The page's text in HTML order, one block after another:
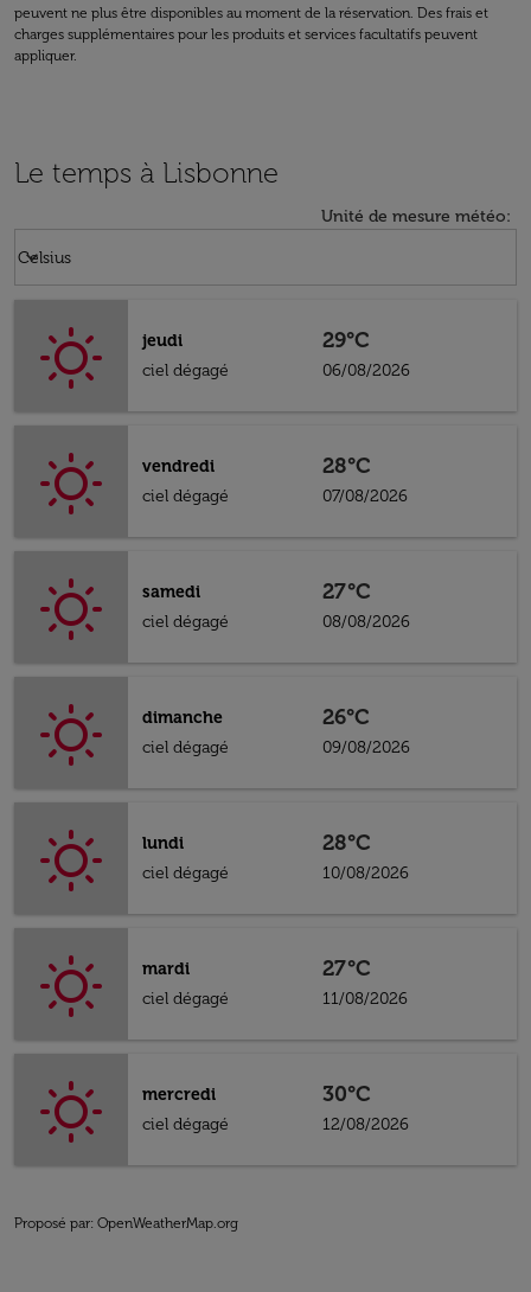
peuvent ne plus être disponibles au moment de la réservation. Des frais et
charges supplémentaires pour les produits et services facultatifs peuvent
appliquer.
Le temps à Lisbonne
Unité de mesure météo:
Celsius
keyboard_arrow_down
jeudi
ciel dégagé
29°C
06/08/2026
vendredi
ciel dégagé
28°C
07/08/2026
samedi
ciel dégagé
27°C
08/08/2026
dimanche
ciel dégagé
26°C
09/08/2026
lundi
ciel dégagé
28°C
10/08/2026
mardi
ciel dégagé
27°C
11/08/2026
mercredi
ciel dégagé
30°C
12/08/2026
Proposé par: OpenWeatherMap.org